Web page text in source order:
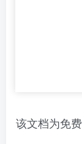
该文档为免